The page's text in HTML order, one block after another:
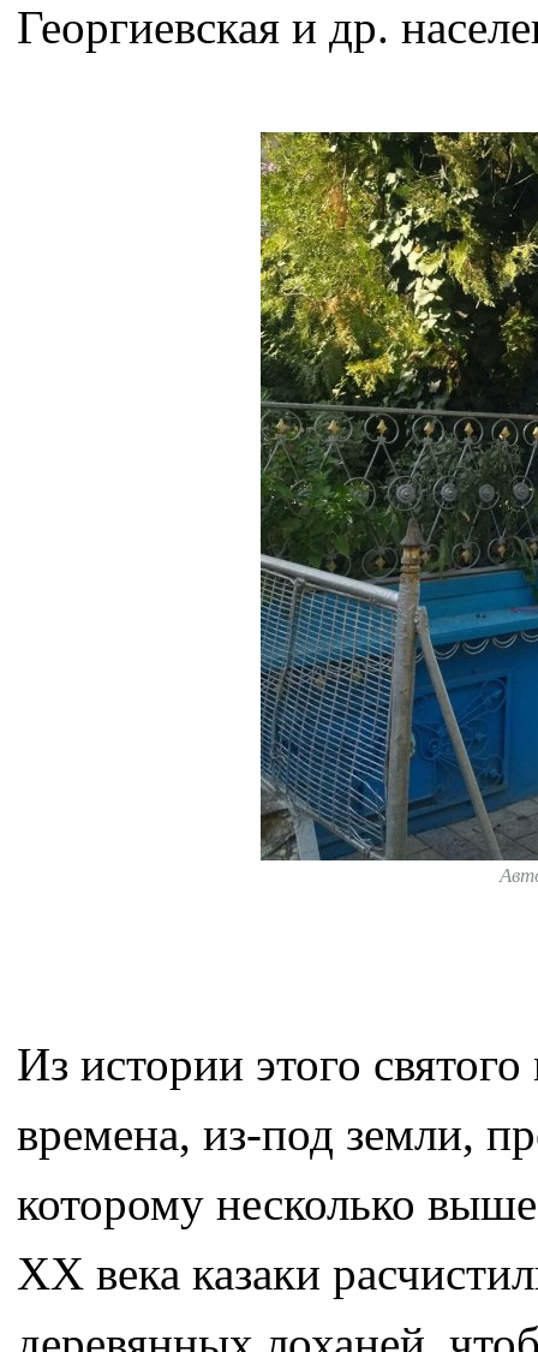
Георгиевская и др.
Из истории этого
времена, из-под земли,
которому несколько
ХХ века казаки